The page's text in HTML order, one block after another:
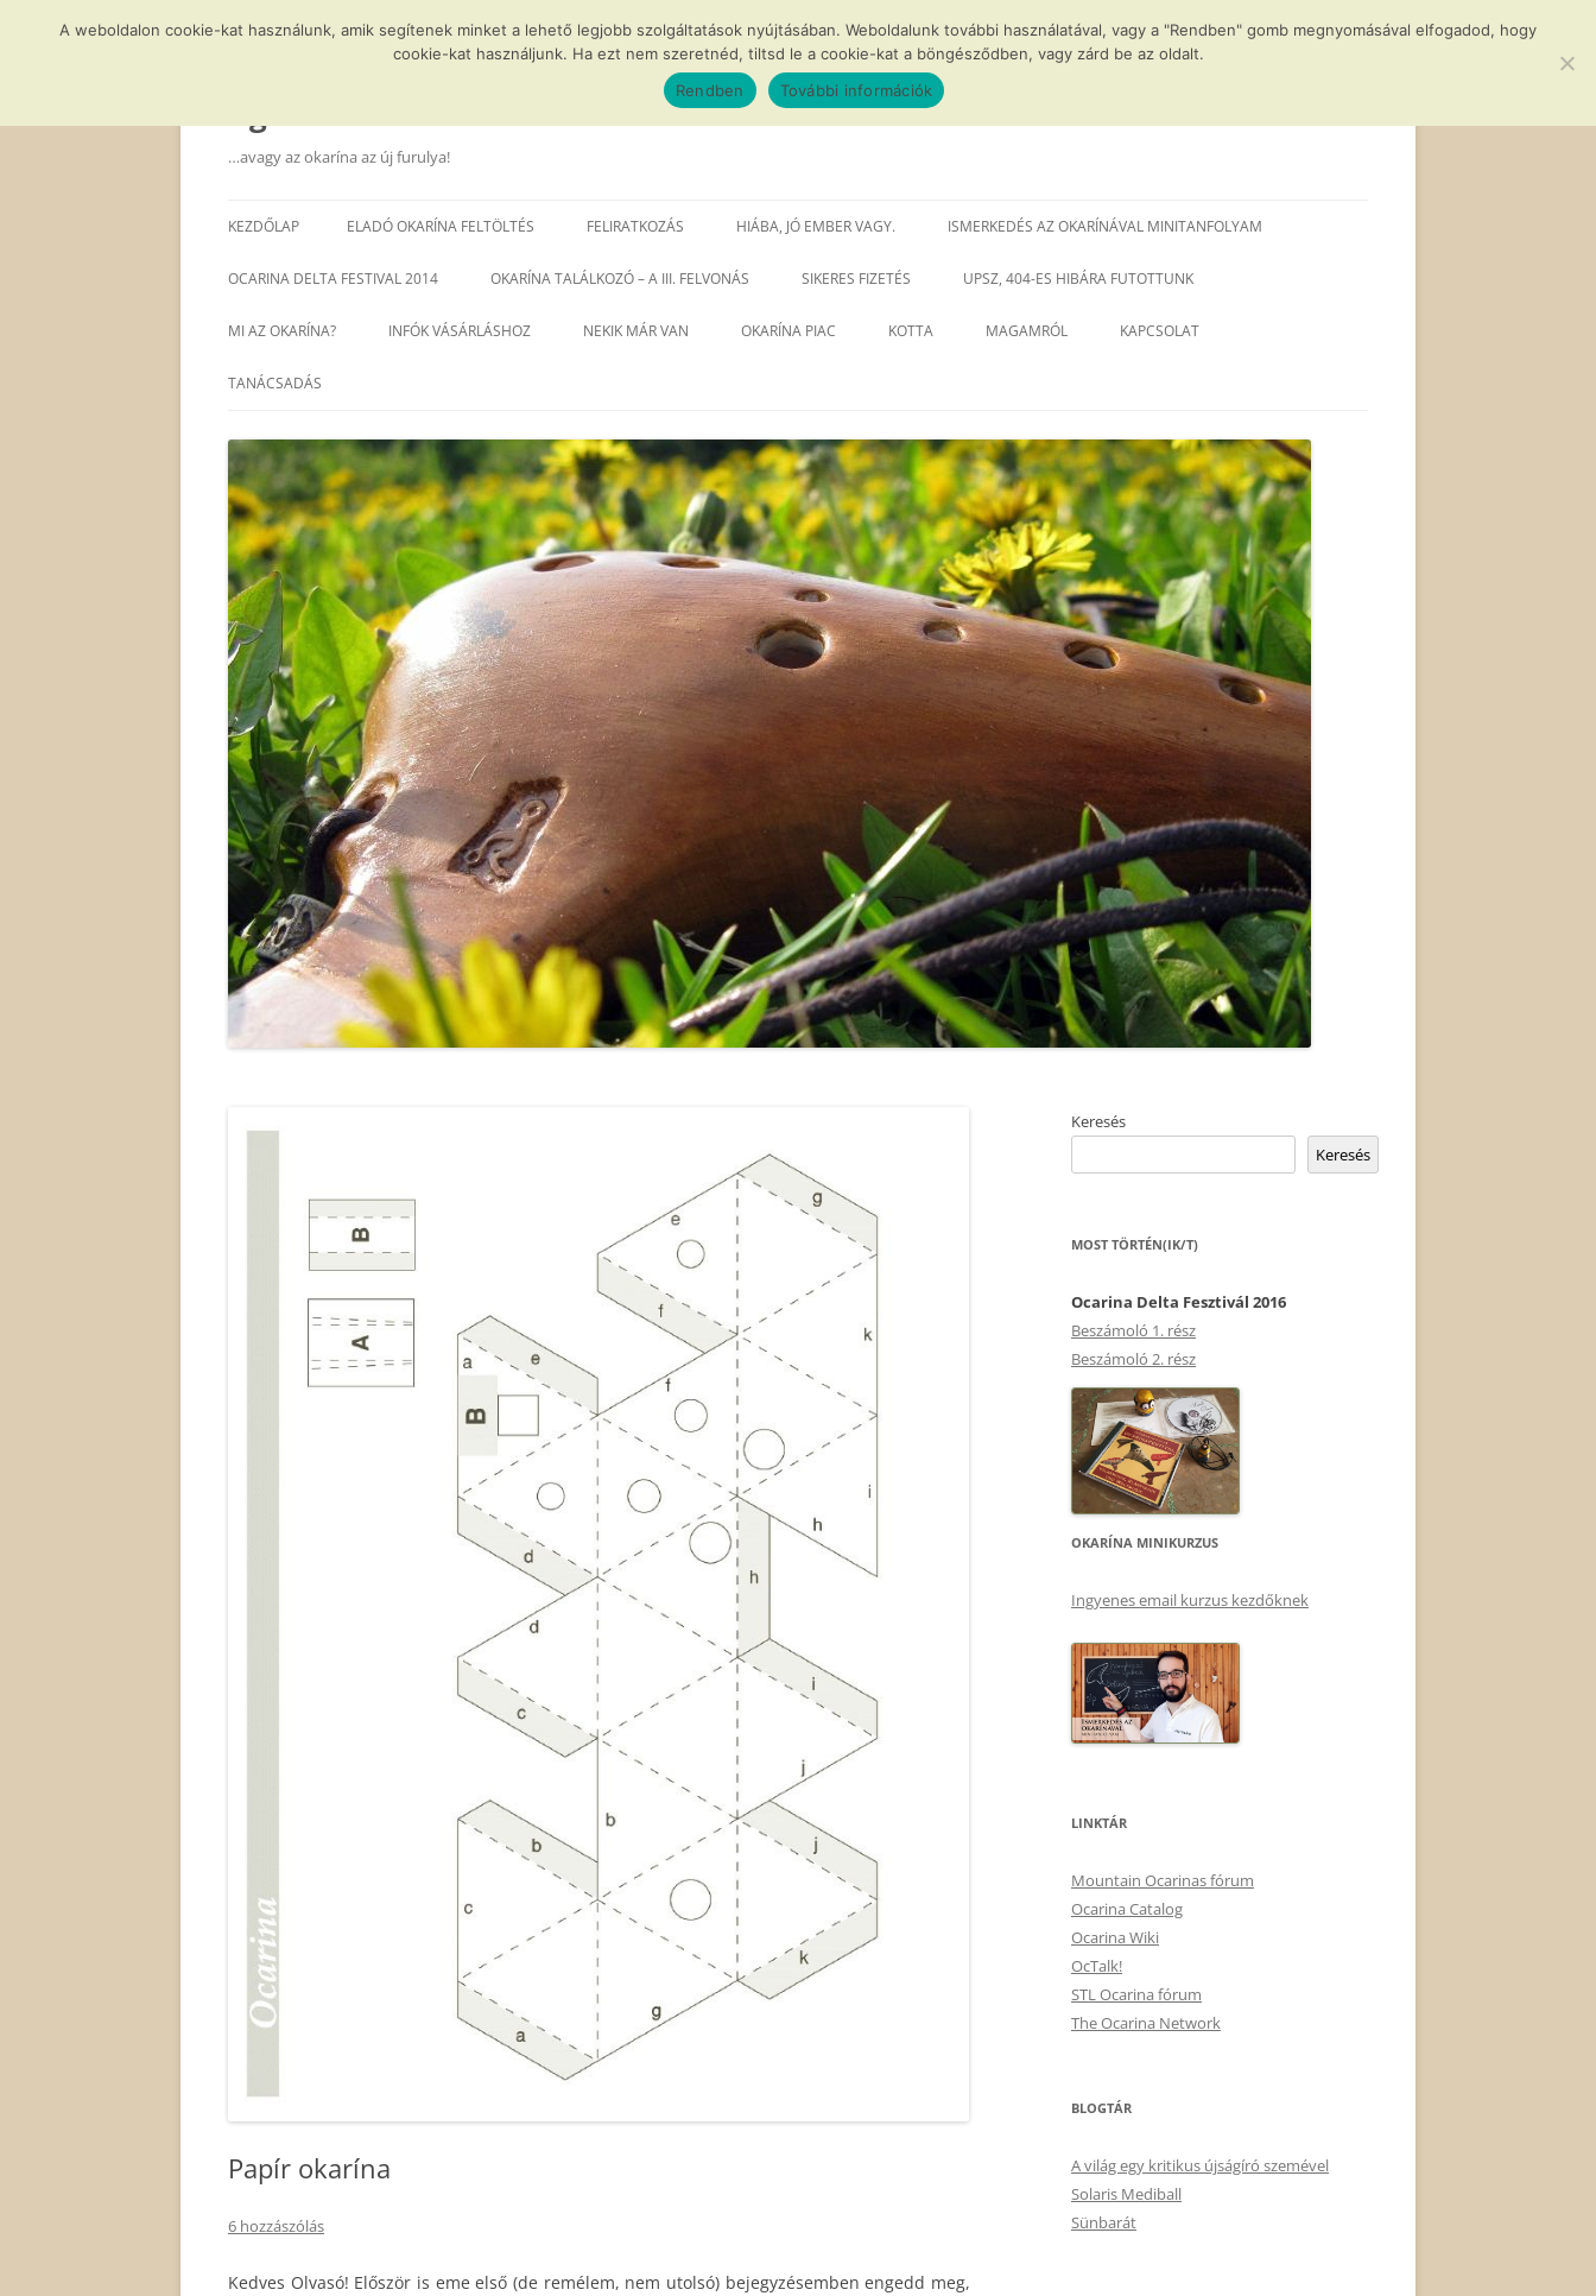
Agócs és a varázslatos okarínák
…avagy az okarína az új furulya!
KEZDŐLAP ELADÓ OKARÍNA FELTÖLTÉS FELIRATKOZÁS HIÁBA, JÓ EMBER VAGY. ISMERKEDÉS AZ OKARÍNÁVAL MINITANFOLYAM
OCARINA DELTA FESTIVAL 2014 OKARÍNA TALÁLKOZÓ – A III. FELVONÁS SIKERES FIZETÉS UPSZ, 404-ES HIBÁRA FUTOTTUNK
MI AZ OKARÍNA? INFÓK VÁSÁRLÁSHOZ NEKIK MÁR VAN OKARÍNA PIAC KOTTA MAGAMRÓL KAPCSOLAT
TANÁCSADÁS
Papír okarína
6 hozzászólás
Kedves Olvasó! Először is eme első (de remélem, nem utolsó) bejegyzésemben engedd meg,
Keresés
Keresés
MOST TÖRTÉN(IK/T)
Ocarina Delta Fesztivál 2016
Beszámoló 1. rész
Beszámoló 2. rész
OKARÍNA MINIKURZUS
Ingyenes email kurzus kezdőknek
LINKTÁR
Mountain Ocarinas fórum
Ocarina Catalog
Ocarina Wiki
OcTalk!
STL Ocarina fórum
The Ocarina Network
BLOGTÁR
A világ egy kritikus újságíró szemével
Solaris Mediball
Sünbarát
A weboldalon cookie-kat használunk, amik segítenek minket a lehető legjobb szolgáltatások nyújtásában. Weboldalunk további használatával, vagy a "Rendben" gomb megnyomásával elfogadod, hogy
cookie-kat használjunk. Ha ezt nem szeretnéd, tiltsd le a cookie-kat a böngésződben, vagy zárd be az oldalt.
Rendben
További információk